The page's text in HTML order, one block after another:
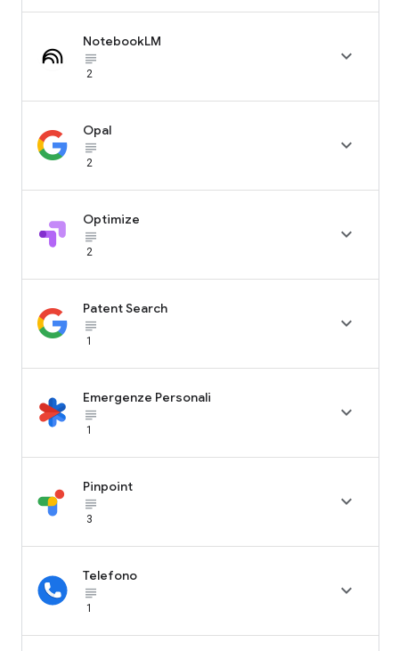
NotebookLM
subject_black
2

Opal
subject_black
2

Optimize
subject_black
2

Patent Search
subject_black
1

Emergenze Personali
subject_black
1

Pinpoint
subject_black
3

Telefono
subject_black
1
